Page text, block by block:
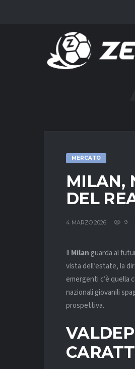
MERCATO
MILAN,
DEL
4 MARZO 2026 9
IlMilan guarda al
vista dell’estate, la
emergenti c’è quella
nazionali giovanili
prospettiva.